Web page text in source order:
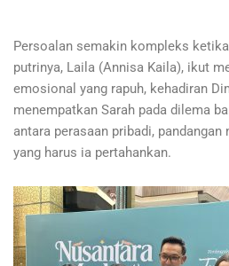
Persoalan semakin kompleks
putrinya, Laila (Annisa Kaila), ikut
emosional yang rapuh, kehadiran
menempatkan Sarah pada dilema
antara perasaan pribadi,
yang harus ia pertahankan.